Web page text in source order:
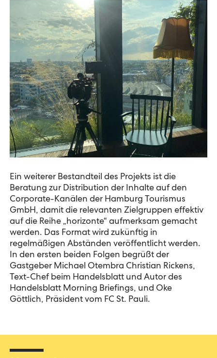
Ein weiterer Bestandteil des Projekts ist die
Beratung zur Distribution der Inhalte auf den
Corporate-Kanälen der Hamburg Tourismus
GmbH, damit die relevanten Zielgruppen effektiv
auf die Reihe „horizonte“ aufmerksam gemacht
werden. Das Format wird zukünftig in
regelmäßigen Abständen veröffentlicht werden.
In den ersten beiden Folgen begrüßt der
Gastgeber Michael Otembra Christian Rickens,
Text-Chef beim Handelsblatt und Autor des
Handelsblatt Morning Briefings, und Oke
Göttlich, Präsident vom FC St. Pauli.